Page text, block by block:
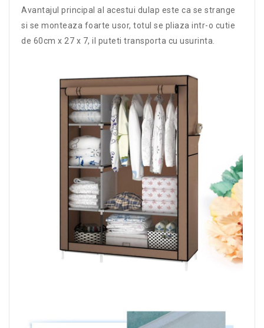
Avantajul principal al acestui dulap este ca se strange
si se monteaza foarte usor, totul se pliaza intr-o cutie
de 60cm x 27 x 7, il puteti transporta cu usurinta.